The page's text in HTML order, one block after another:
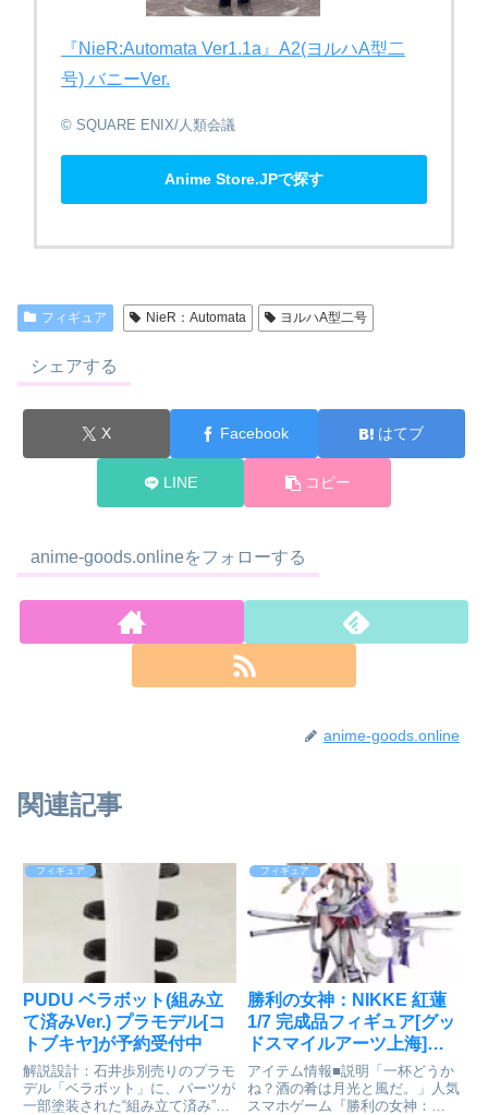
『NieR:Automata Ver1.1a』A2(ヨルハA型二
号) バニーVer.
© SQUARE ENIX/人類会議
Anime Store.JPで探す
フィギュア NieR：Automata ヨルハA型二号
シェアする
X Facebook はてブ
LINE コピー
anime-goods.onlineをフォローする
anime-goods.online
関連記事
フィギュア
PUDU ベラボット(組み立
て済みVer.) プラモデル[コ
トブキヤ]が予約受付中
解説設計：石井歩別売りのプラモ
デル「ベラボット」に、パーツが
一部塗装された“組み立て済み”バ
フィギュア
勝利の女神：NIKKE 紅蓮
1/7 完成品フィギュア[グッ
ドスマイルアーツ上海]が
予約受付中
アイテム情報■説明「一杯どうか
ね？酒の肴は月光と風だ。」人気
スマホゲーム『勝利の女神：